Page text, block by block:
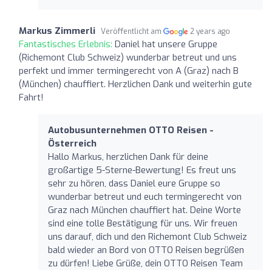
Markus Zimmerli Veröffentlicht am 2 years ago
Fantastisches Erlebnis: Daniel hat unsere Gruppe
(Richemont Club Schweiz) wunderbar betreut und uns
perfekt und immer termingerecht von A (Graz) nach B
(München) chauffiert. Herzlichen Dank und weiterhin gute
Fahrt!
Autobusunternehmen OTTO Reisen -
Österreich
Hallo Markus, herzlichen Dank für deine
großartige 5-Sterne-Bewertung! Es freut uns
sehr zu hören, dass Daniel eure Gruppe so
wunderbar betreut und euch termingerecht von
Graz nach München chauffiert hat. Deine Worte
sind eine tolle Bestätigung für uns. Wir freuen
uns darauf, dich und den Richemont Club Schweiz
bald wieder an Bord von OTTO Reisen begrüßen
zu dürfen! Liebe Grüße, dein OTTO Reisen Team